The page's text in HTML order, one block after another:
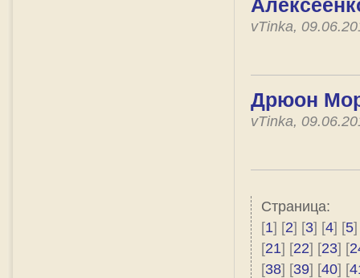
vTinka,
Дрюон
vTinka,
Страница:
[1] [2] [3] [4] [5]
[21] [22] [23] [
[38] [39] [40] [